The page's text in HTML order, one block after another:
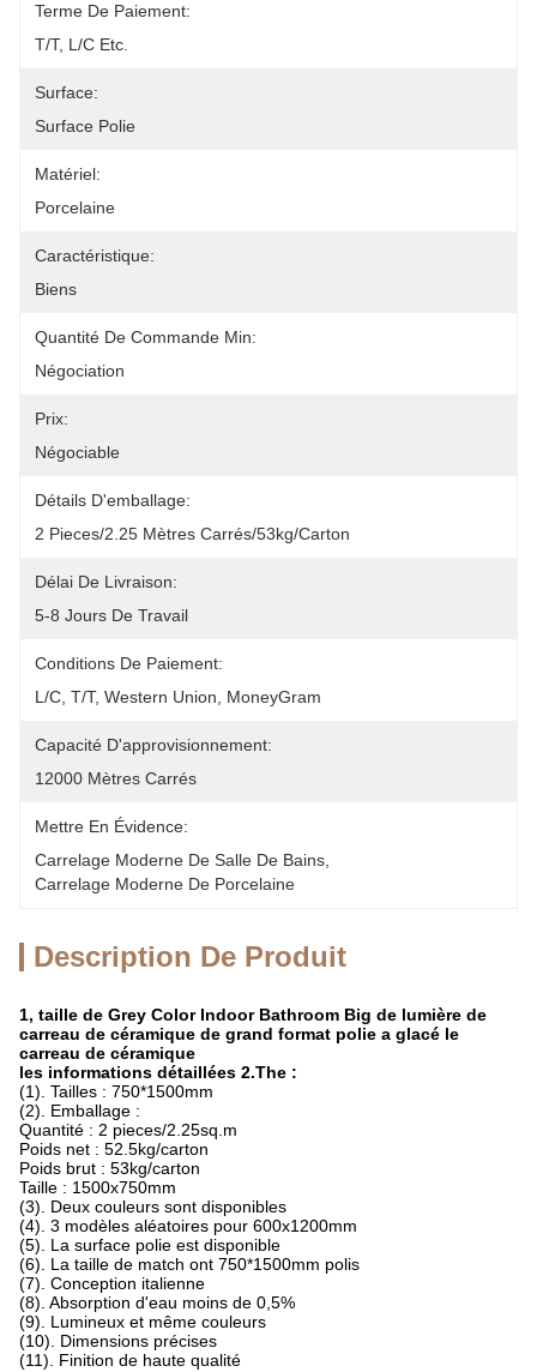
Terme De Paiement:
T/T, L/C Etc.
Surface:
Surface Polie
Matériel:
Porcelaine
Caractéristique:
Biens
Quantité De Commande Min:
Négociation
Prix:
Négociable
Détails D'emballage:
2 Pieces/2.25 Mètres Carrés/53kg/Carton
Délai De Livraison:
5-8 Jours De Travail
Conditions De Paiement:
L/C, T/T, Western Union, MoneyGram
Capacité D'approvisionnement:
12000 Mètres Carrés
Mettre En Évidence:
Carrelage Moderne De Salle De Bains
Carrelage Moderne De Porcelaine
Description De Produit
1, taille de Grey Color Indoor Bathroom Big de lumière de
carreau de céramique de grand format polie a glacé le
carreau de céramique
les informations détaillées 2.The :
(1). Tailles : 750*1500mm
(2). Emballage :
Quantité : 2 pieces/2.25sq.m
Poids net : 52.5kg/carton
Poids brut : 53kg/carton
Taille : 1500x750mm
(3). Deux couleurs sont disponibles
(4). 3 modèles aléatoires pour 600x1200mm
(5). La surface polie est disponible
(6). La taille de match ont 750*1500mm polis
(7). Conception italienne
(8). Absorption d'eau moins de 0,5%
(9). Lumineux et même couleurs
(10). Dimensions précises
(11). Finition de haute qualité